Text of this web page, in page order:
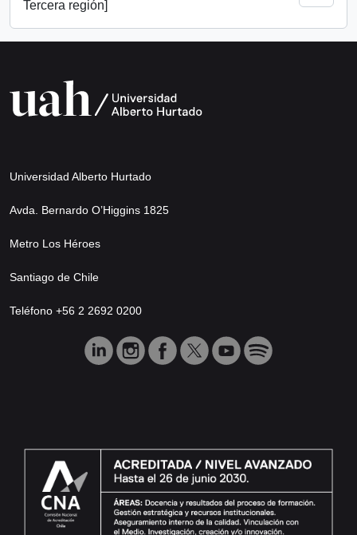
Tercera región]
Universidad Alberto Hurtado
Avda. Bernardo O’Higgins 1825
Metro Los Héroes
Santiago de Chile
Teléfono +56 2 2692 0200